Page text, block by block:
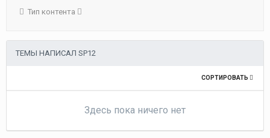
Тип контента
ТЕМЫ НАПИСАЛ SP12
СОРТИРОВАТЬ
Здесь пока ничего нет